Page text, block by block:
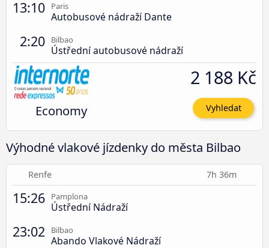
13:10 Paris
Autobusové nádraží Dante
2:20 Bilbao
Ústřední autobusové nádraží
Economy
2 188 Kč
Vyhledat
Výhodné vlakové jízdenky do města Bilbao
Renfe 7h 36m
15:26 Pamplona
Ústřední Nádraží
23:02 Bilbao
Abando Vlakové Nádraží